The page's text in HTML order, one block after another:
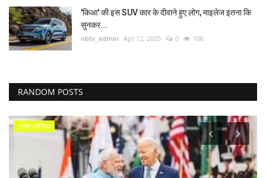
'किआ' की इस SUV कार के दीवाने हुए लोग, माइलेज इतना कि
सुनकर...
nbtv_admin Apr 12, 2025 0 106
RANDOM POSTS
उत्तरी अमेरिका